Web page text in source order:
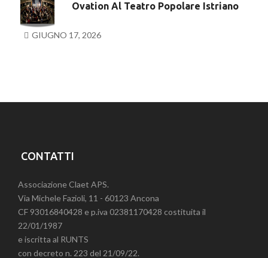
Ovation Al Teatro Popolare Istriano
GIUGNO 17, 2026
CONTATTI
Associazione Claet APS.
Via Michele Fazioli, 11 - 60123 Ancona
CF 93016840428 e p.iva 02381170428 costituita il
22/01/1987
e iscritta al RUNTS
con decreto n. 223 del 21/09/22.